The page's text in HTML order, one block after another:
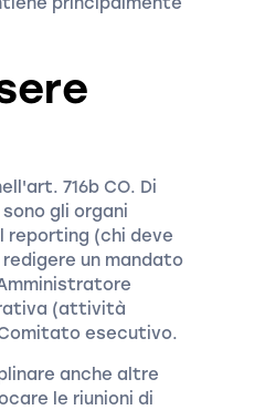
716b CO. Di
gli organi
reporting (chi deve
un mandato
(attività
esecutivo.
anche altre
le riunioni di